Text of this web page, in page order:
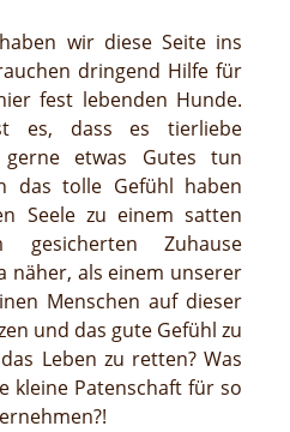
wir diese Seite ins
dringend Hilfe für
fest lebenden Hunde.
es, dass es tierliebe
etwas Gutes tun
das tolle Gefühl haben
Seele zu einem satten
Zuhause
näher, als einem unserer
Menschen auf dieser
und das gute Gefühl zu
Leben zu retten? Was
kleine Patenschaft für so